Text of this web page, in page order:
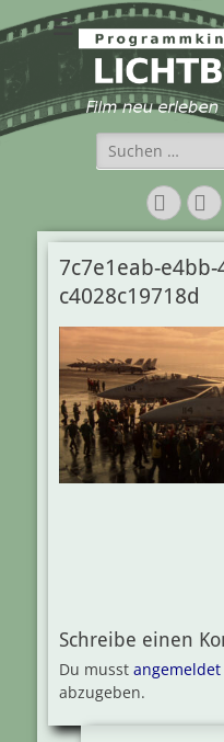
Suchen
nach:
7c7e1eab-
c4028c19718d
Schreibe einen
Du musst angemeldet
abzugeben.